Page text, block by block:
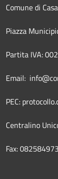
Comune di
Piazza
Partita IVA:
Email:
PEC:
Centralino
Fax: